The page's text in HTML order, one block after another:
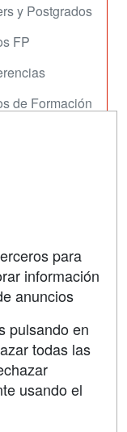
y Postgrados
FP
de Formación
para
información
anuncios
pulsando en
todas las
usando el